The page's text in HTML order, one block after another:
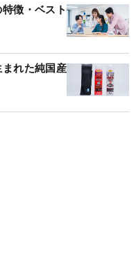
徴・ベスト
れた純国産